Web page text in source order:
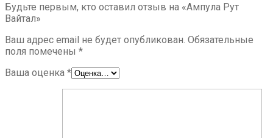
Будьте первым, кто оставил отзыв на «Ампула Рут
Вайтал»
Ваш адрес email не будет опубликован. Обязательные
поля помечены *
Ваша оценка *